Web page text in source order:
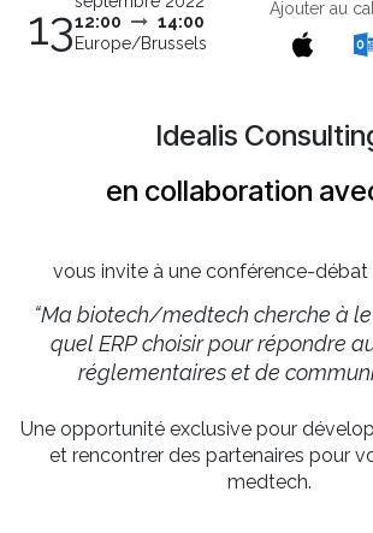
1312:00
14:00
Europe/Brussels
Ajouter au
Idealis
en collaboration
vous invite à une conférence-débat
“Mabiotech/medtech cherche à
quel ERP choisir pour répondre
réglementaires et de
Une opportunité exclusive pour
et rencontrer des partenaires pour
medtech.